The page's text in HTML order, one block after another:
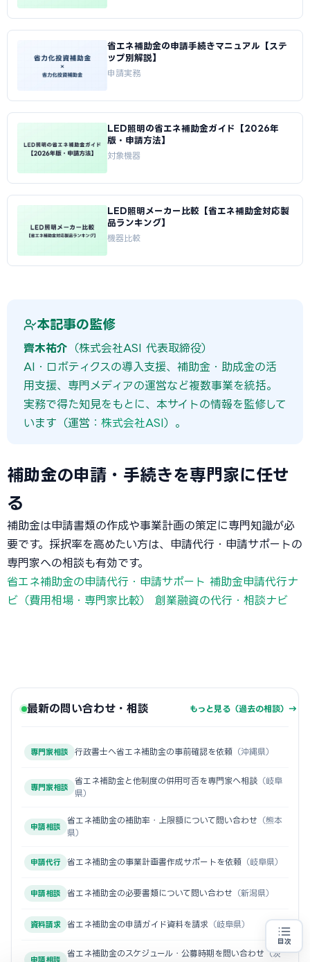
省エネ補助金の申請手続きマニュアル【ステ
ップ別解説】
申請実務
LED照明の省エネ補助金ガイド【2026年
版・申請方法】
対象機器
LED照明メーカー比較【省エネ補助金対応製
品ランキング】
機器比較
本記事の監修
齊木祐介 （株式会社ASI 代表取締役）
AI・ロボティクスの導入支援、補助金・助成金の活
用支援、専門メディアの運営など複数事業を統括。
実務で得た知見をもとに、本サイトの情報を監修して
います（運営： 株式会社ASI）。
補助金の申請・手続きを専門家に任せ
る
補助金は申請書類の作成や事業計画の策定に専門知識が必
要です。採択率を高めたい方は、申請代行・申請サポートの
専門家への相談も有効です。
省エネ補助金の申請代行・申請サポート 補助金申請代行ナ
ビ（費用相場・専門家比較）
創業融資の代行・相談ナビ
目次
最新の問い合わせ・相談 もっと見る（過去の相談）→
専門家相談 行政書士へ省エネ補助金の事前確認を依頼 （沖縄県）
専門家相談
省エネ補助金と他制度の併用可否を専門家へ相談 （岐阜
県）
申請相談
省エネ補助金の補助率・上限額について問い合わせ （熊本
県）
申請代行 省エネ補助金の事業計画書作成サポートを依頼 （岐阜県）
申請相談 省エネ補助金の必要書類について問い合わせ （新潟県）
資料請求 省エネ補助金の申請ガイド資料を請求 （岐阜県）
申請相談
省エネ補助金のスケジュール・公募時期を問い合わせ （茨
省エネ設備の導入をお考えの方
専門家に無料相談する
地域・業種から選べる
お近くの専門家を探す